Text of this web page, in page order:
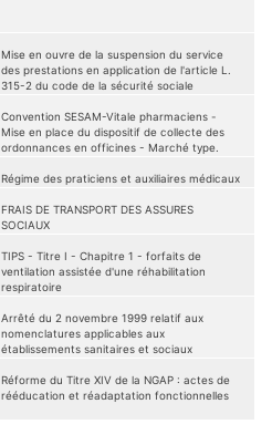
Mise en ouvre de la suspension du service
des prestations en application de l'article L.
315-2 du code de la sécurité sociale
Convention SESAM-Vitale pharmaciens -
Mise en place du dispositif de collecte des
ordonnances en officines - Marché type.
Régime des praticiens et auxiliaires médicaux
FRAIS DE TRANSPORT DES ASSURES
SOCIAUX
TIPS - Titre I - Chapitre 1 - forfaits de
ventilation assistée d'une réhabilitation
respiratoire
Arrêté du 2 novembre 1999 relatif aux
nomenclatures applicables aux
établissements sanitaires et sociaux
Réforme du Titre XIV de la NGAP : actes de
rééducation et réadaptation fonctionnelles